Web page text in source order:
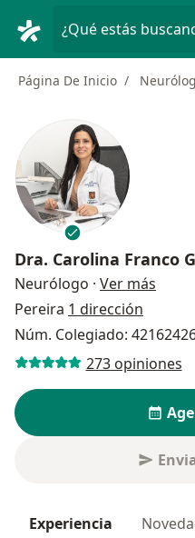
¿Qué estás
Página De Inicio
Dra. Carolina Franco
Neurólogo · Ver más
Pereira 1 dirección
Núm. Colegiado:
273 opiniones
Experiencia